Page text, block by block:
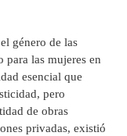
género de las
para las mujeres en
esencial que
pero
de obras
privadas, existió